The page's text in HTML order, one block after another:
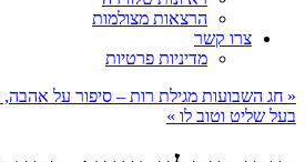
הרצאות מצולמות
צרו קשר
מדיניות פרטיות
« חג השבועות מגילת רות – סיפור על אהבה,
בעל שליט וטוב לו »